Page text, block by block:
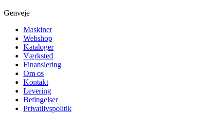
Genveje
Maskiner
Webshop
Kataloger
Værksted
Finansiering
Om os
Kontakt
Levering
Betingelser
Privatlivspolitik